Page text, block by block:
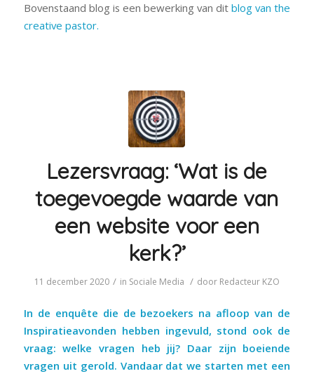
Bovenstaand blog is een bewerking van ditblog van the
creative pastor.
Lezersvraag: ‘Wat is de
toegevoegde waarde van
een website voor een
kerk?’
11 december 2020 / in Sociale Media / door Redacteur KZO
In de enquête die de bezoekers na afloop van de
Inspiratieavonden hebben ingevuld, stond ook de
vraag: welke vragen heb jij? Daar zijn boeiende
vragen uit gerold. Vandaar dat we starten met een